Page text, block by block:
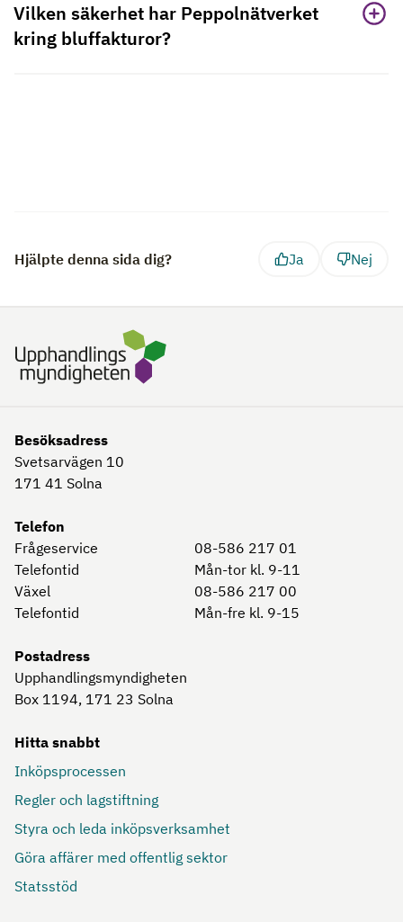
Vilken säkerhet har Peppolnätverket
kring bluffakturor?
Hjälpte denna sida dig? Ja Nej
Besöksadress
Svetsarvägen 10
171 41 Solna
Telefon
Frågeservice
08-586 217 01
Telefontid
Mån-tor kl. 9-11
Växel
08-586 217 00
Telefontid
Mån-fre kl. 9-15
Postadress
Upphandlingsmyndigheten
Box 1194, 171 23 Solna
Hitta snabbt
Inköpsprocessen
Regler och lagstiftning
Styra och leda inköpsverksamhet
Göra affärer med offentlig sektor
Statsstöd